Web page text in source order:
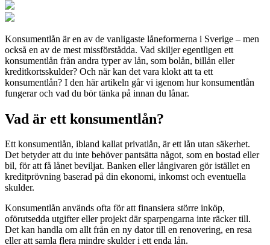
Konsumentlån är en av de vanligaste låneformerna i Sverige – men
också en av de mest missförstådda. Vad skiljer egentligen ett
konsumentlån från andra typer av lån, som bolån, billån eller
kreditkortsskulder? Och när kan det vara klokt att ta ett
konsumentlån? I den här artikeln går vi igenom hur konsumentlån
fungerar och vad du bör tänka på innan du lånar.
Vad är ett konsumentlån?
Ett konsumentlån, ibland kallat privatlån, är ett lån utan säkerhet.
Det betyder att du inte behöver pantsätta något, som en bostad eller
bil, för att få lånet beviljat. Banken eller långivaren gör istället en
kreditprövning baserad på din ekonomi, inkomst och eventuella
skulder.
Konsumentlån används ofta för att finansiera större inköp,
oförutsedda utgifter eller projekt där sparpengarna inte räcker till.
Det kan handla om allt från en ny dator till en renovering, en resa
eller att samla flera mindre skulder i ett enda lån.